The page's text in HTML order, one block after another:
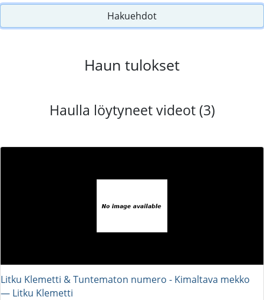
Hakuehdot
Haun tulokset
Haulla löytyneet videot (3)
Litku Klemetti & Tuntematon numero - Kimaltava mekko
― Litku Klemetti